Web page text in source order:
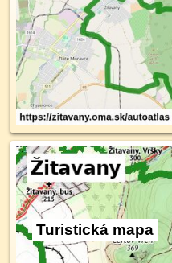
Turistická mapa